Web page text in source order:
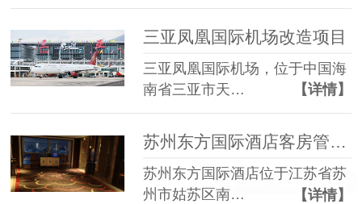
三亚凤凰国际机场改造项目
三亚凤凰国际机场，位于中国海
南省三亚市天…
【详情】
苏州东方国际酒店客房管理预付费项目
苏州东方国际酒店位于江苏省苏
州市姑苏区南…
【详情】
现在有优惠活动么？